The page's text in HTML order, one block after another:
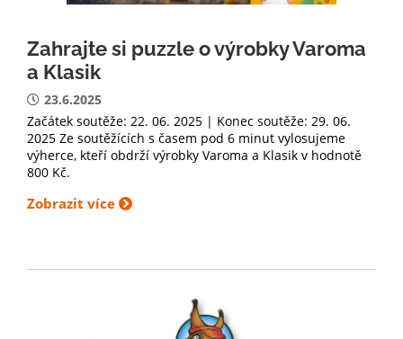
Zahrajte si puzzle o výrobky Varoma
a Klasik
23.6.2025
Začátek soutěže: 22. 06. 2025 | Konec soutěže: 29. 06.
2025 Ze soutěžících s časem pod 6 minut vylosujeme
výherce, kteří obdrží výrobky Varoma a Klasik v hodnotě
800 Kč.
Zobrazit více